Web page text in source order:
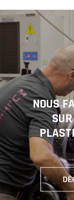
NOUS